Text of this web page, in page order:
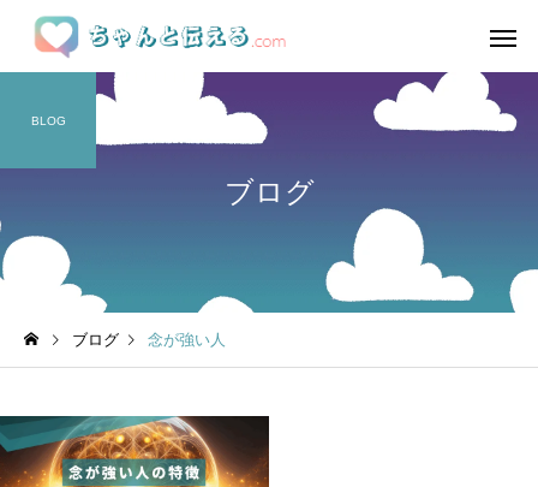
ブログ
BLOG
ブログ 念が強い人